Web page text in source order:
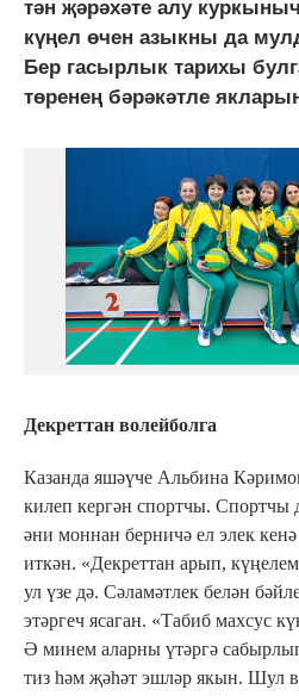
тән җәрәхәте алу
күңел өчен азыкны да
Бер гасырлык тарихы
төренең бәрәкәтле
Декреттан волейболга
Казанда яшәүче Альбина
килеп кергән спортчы. Спортчы
әни моннан берничә ел элек
иткән. «Декреттан арып,
ул үзе дә. Сәламәтлек белән
этәргеч ясаган. «Табиб махсус
Ә минем аларны үтәргә
тиз һәм җәһәт эшләр якын. Шул